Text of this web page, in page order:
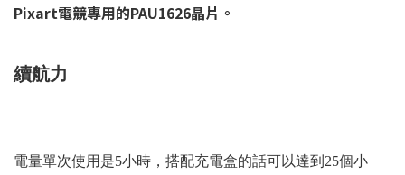
Pixart電競專用的PAU1626晶片。
續航力
電量單次使用是5小時，搭配充電盒的話可以達到25個小